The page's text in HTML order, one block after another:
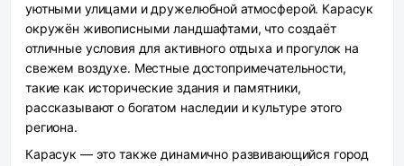
уютными улицами и дружелюбной атмосферой. Карасук
окружён живописными ландшафтами, что создаёт
отличные условия для активного отдыха и прогулок на
свежем воздухе. Местные достопримечательности,
такие как исторические здания и памятники,
рассказывают о богатом наследии и культуре этого
региона.
Карасук — это также динамично развивающийся город